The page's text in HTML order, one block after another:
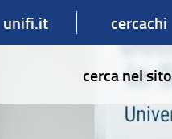
unifi.it cercachi
cerca nel sito